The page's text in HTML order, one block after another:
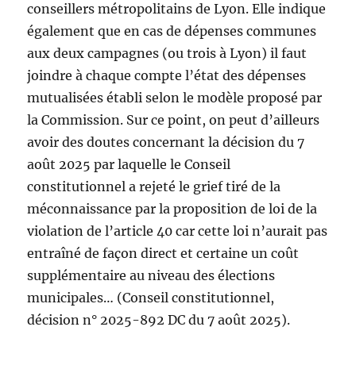
conseillers métropolitains de Lyon. Elle indique
également que en cas de dépenses communes
aux deux campagnes (ou trois à Lyon) il faut
joindre à chaque compte l’état des dépenses
mutualisées établi selon le modèle proposé par
la Commission. Sur ce point, on peut d’ailleurs
avoir des doutes concernant la décision du 7
août 2025 par laquelle le Conseil
constitutionnel a rejeté le grief tiré de la
méconnaissance par la proposition de loi de la
violation de l’article 40 car cette loi n’aurait pas
entraîné de façon direct et certaine un coût
supplémentaire au niveau des élections
municipales… (Conseil constitutionnel,
décision n° 2025-892 DC du 7 août 2025).